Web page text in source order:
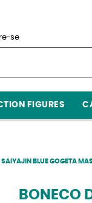
se
FIGURES
BLUE GOGETA
BONECO